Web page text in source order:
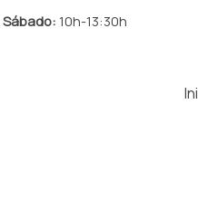
Sábado: 10h-13:30h